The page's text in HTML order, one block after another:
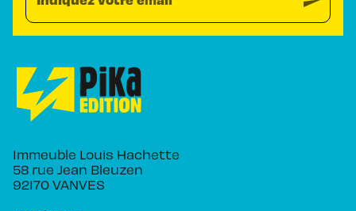
Immeuble Louis Hachette
58 rue Jean Bleuzen
92170 VANVES